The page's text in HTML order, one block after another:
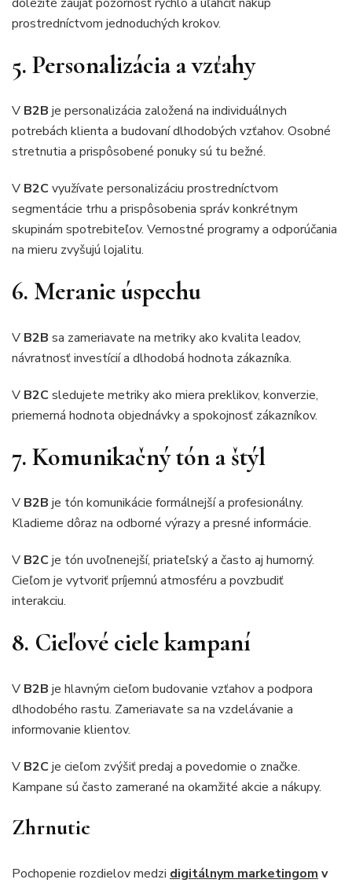
prostredníctvom jednoduchých krokov.
5. Personalizácia a vzťahy
V B2B je personalizácia založená na individuálnych
potrebách klienta a budovaní dlhodobých vzťahov. Osobné
stretnutia a prispôsobené ponuky sú tu bežné.
V B2C využívate personalizáciu prostredníctvom
segmentácie trhu a prispôsobenia správ konkrétnym
skupinám spotrebiteľov. Vernostné programy a odporúčania
na mieru zvyšujú lojalitu.
6. Meranie úspechu
V B2B sa zameriavate na metriky ako kvalita leadov,
návratnosť investícií a dlhodobá hodnota zákazníka.
V B2C sledujete metriky ako miera preklikov, konverzie,
priemerná hodnota objednávky a spokojnosť zákazníkov.
7. Komunikačný tón a štýl
V B2B je tón komunikácie formálnejší a profesionálny.
Kladieme dôraz na odborné výrazy a presné informácie.
V B2C je tón uvoľnenejší, priateľský a často aj humorný.
Cieľom je vytvoriť príjemnú atmosféru a povzbudiť
interakciu.
8. Cieľové ciele kampaní
V B2B je hlavným cieľom budovanie vzťahov a podpora
dlhodobého rastu. Zameriavate sa na vzdelávanie a
informovanie klientov.
V B2C je cieľom zvýšiť predaj a povedomie o značke.
Kampane sú často zamerané na okamžité akcie a nákupy.
Zhrnutie
Pochopenie rozdielov medzi digitálnym marketingom v